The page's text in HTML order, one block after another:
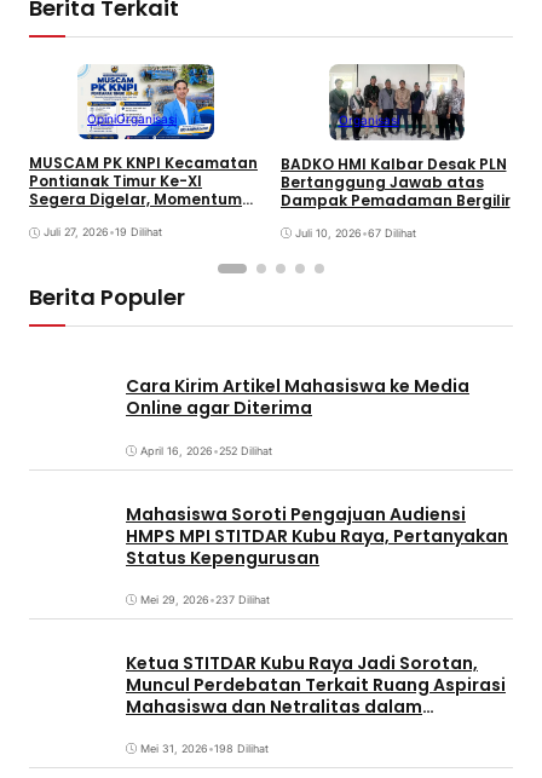
Berita Terkait
OpiniOrganisasi
MUSCAM PK KNPI Kecamatan
Pontianak Timur Ke-XI
Segera Digelar, Momentum
Kepemimpinan Pemuda
Juli 27, 2026•19 Dilihat
Organisasi
BADKO HMI Kalbar Desak PLN
Bertanggung Jawab atas
Dampak Pemadaman Bergilir
Juli 10, 2026•67 Dilihat
Berita Populer
Cara Kirim Artikel Mahasiswa ke Media
Online agar Diterima
April 16, 2026•252 Dilihat
Mahasiswa Soroti Pengajuan Audiensi
HMPS MPI STITDAR Kubu Raya, Pertanyakan
Status Kepengurusan
Mei 29, 2026•237 Dilihat
Ketua STITDAR Kubu Raya Jadi Sorotan,
Muncul Perdebatan Terkait Ruang Aspirasi
Mahasiswa dan Netralitas dalam
Mei 31, 2026•198 Dilihat